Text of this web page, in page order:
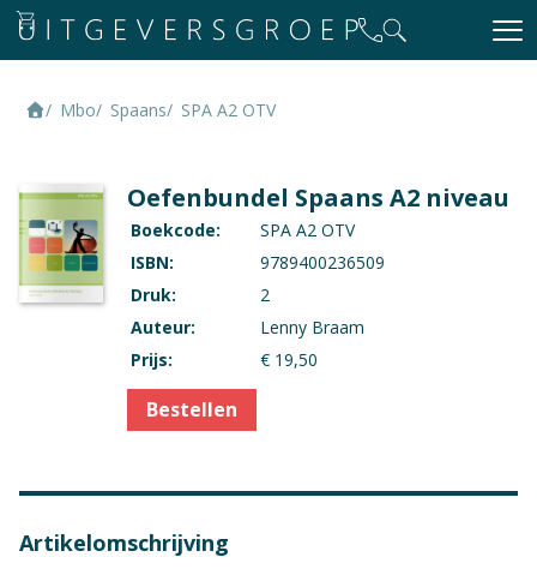
Vak
Spaans
Opleiding / Kwalificatiedossier
Mbo - Toerisme en hospitality - Travel, leisure,
hospitality (TLH)
Mbo - Horeca en facility - Keuken
Mbo - Horeca en facility - Bediening
Mbo - Handel en economie - Commercie (t m
cohort 2022)
Mbo - Toerisme en hospitality -
Mbo Spaans SPA A2 OTV
Oefenbundel Spaans A2 niveau
Boekcode:
SPA A2 OTV
ISBN:
9789400236509
Druk:
2
Auteur:
Lenny Braam
Prijs:
€ 19,50
Bestellen
Artikelomschrijving